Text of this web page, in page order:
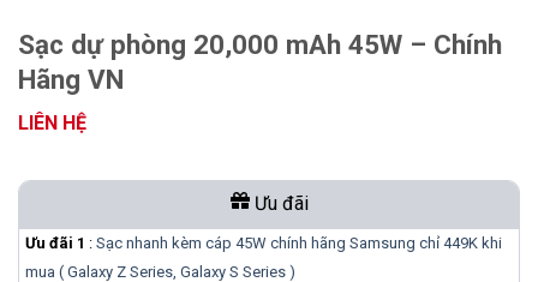
Sạc dự phòng 20,000 mAh 45W – Chính
Hãng VN
LIÊN HỆ
Ưu đãi
Ưu đãi 1 : Sạc nhanh kèm cáp 45W chính hãng Samsung chỉ 449K khi
mua ( Galaxy Z Series, Galaxy S Series )